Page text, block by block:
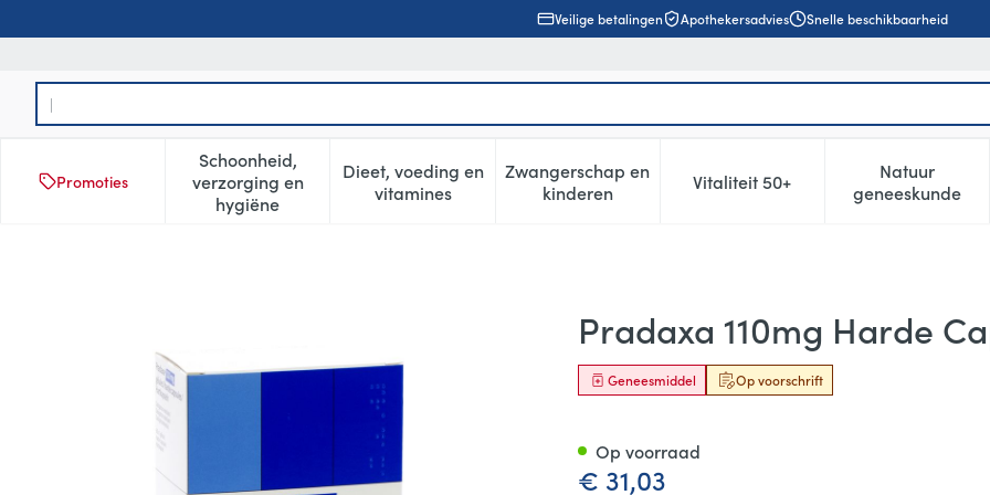
Veilige betalingen Apothekersadvies Snelle beschikbaarheid
Product, merk, categorie...
Promoties
Schoonheid,
verzorging en
hygiëne
Toon submenu voor Schoonheid, verzorging en hygiëne categorie
Dieet, voeding en
vitaminesToon submenu voor Dieet, voeding en vitamines categorie
Zwangerschap en
kinderenToon submenu voor Zwangerschap en kinderen
Vitaliteit 50+Toon submenu voor Vitaliteit
Natuur
geneeskunde
Toon
Pradaxa 110mg Harde
Op voorschrift
Geneesmiddel
€ 31,03
Op voorraad